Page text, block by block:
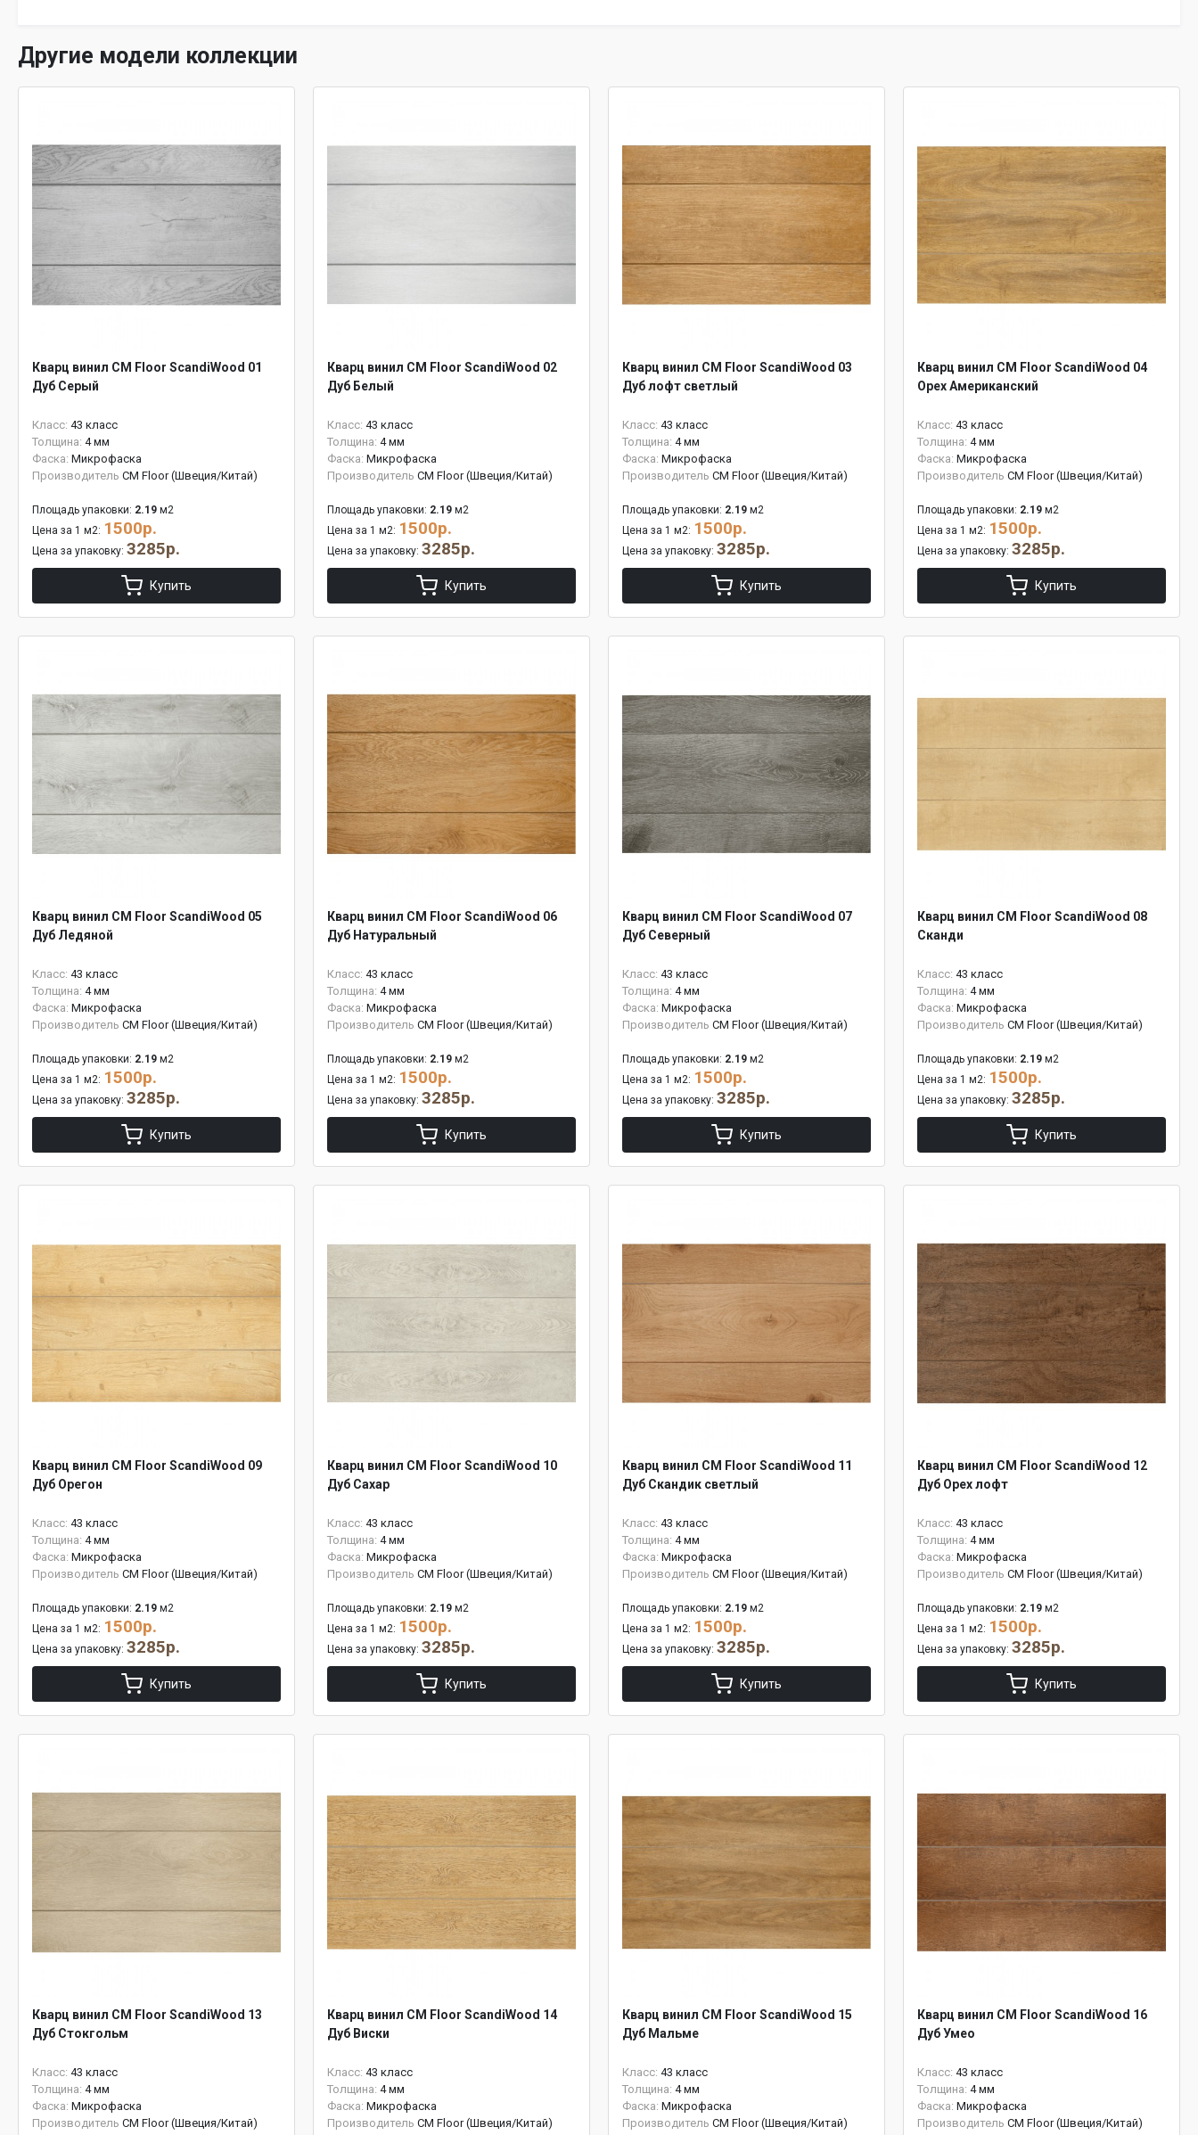
Другие модели коллекции
Кварц винил CM Floor ScandiWood 01
Дуб Серый
Класс: 43 класс
Толщина: 4 мм
Фаска: Микрофаска
Производитель CM Floor (Швеция/Китай)
Площадь упаковки: 2.19 м2
Цена за 1 м2: 1500р.
Цена за упаковку: 3285р.
Купить
Кварц винил CM Floor ScandiWood 02
Дуб Белый
Класс: 43 класс
Толщина: 4 мм
Фаска: Микрофаска
Производитель CM Floor (Швеция/Китай)
Площадь упаковки: 2.19 м2
Цена за 1 м2: 1500р.
Цена за упаковку: 3285р.
Купить
Кварц винил CM Floor ScandiWood 03
Дуб лофт светлый
Класс: 43 класс
Толщина: 4 мм
Фаска: Микрофаска
Производитель CM Floor (Швеция/Китай)
Площадь упаковки: 2.19 м2
Цена за 1 м2: 1500р.
Цена за упаковку: 3285р.
Купить
Кварц винил CM Floor ScandiWood 04
Орех Американский
Класс: 43 класс
Толщина: 4 мм
Фаска: Микрофаска
Производитель CM Floor (Швеция/Китай)
Площадь упаковки: 2.19 м2
Цена за 1 м2: 1500р.
Цена за упаковку: 3285р.
Купить
Кварц винил CM Floor ScandiWood 05
Дуб Ледяной
Класс: 43 класс
Толщина: 4 мм
Фаска: Микрофаска
Производитель CM Floor (Швеция/Китай)
Площадь упаковки: 2.19 м2
Цена за 1 м2: 1500р.
Цена за упаковку: 3285р.
Купить
Кварц винил CM Floor ScandiWood 06
Дуб Натуральный
Класс: 43 класс
Толщина: 4 мм
Фаска: Микрофаска
Производитель CM Floor (Швеция/Китай)
Площадь упаковки: 2.19 м2
Цена за 1 м2: 1500р.
Цена за упаковку: 3285р.
Купить
Кварц винил CM Floor ScandiWood 07
Дуб Северный
Класс: 43 класс
Толщина: 4 мм
Фаска: Микрофаска
Производитель CM Floor (Швеция/Китай)
Площадь упаковки: 2.19 м2
Цена за 1 м2: 1500р.
Цена за упаковку: 3285р.
Купить
Кварц винил CM Floor ScandiWood 08
Сканди
Класс: 43 класс
Толщина: 4 мм
Фаска: Микрофаска
Производитель CM Floor (Швеция/Китай)
Площадь упаковки: 2.19 м2
Цена за 1 м2: 1500р.
Цена за упаковку: 3285р.
Купить
Кварц винил CM Floor ScandiWood 09
Дуб Орегон
Класс: 43 класс
Толщина: 4 мм
Фаска: Микрофаска
Производитель CM Floor (Швеция/Китай)
Площадь упаковки: 2.19 м2
Цена за 1 м2: 1500р.
Цена за упаковку: 3285р.
Купить
Кварц винил CM Floor ScandiWood 10
Дуб Сахар
Класс: 43 класс
Толщина: 4 мм
Фаска: Микрофаска
Производитель CM Floor (Швеция/Китай)
Площадь упаковки: 2.19 м2
Цена за 1 м2: 1500р.
Цена за упаковку: 3285р.
Купить
Кварц винил CM Floor ScandiWood 11
Дуб Скандик светлый
Класс: 43 класс
Толщина: 4 мм
Фаска: Микрофаска
Производитель CM Floor (Швеция/Китай)
Площадь упаковки: 2.19 м2
Цена за 1 м2: 1500р.
Цена за упаковку: 3285р.
Купить
Кварц винил CM Floor ScandiWood 12
Дуб Орех лофт
Класс: 43 класс
Толщина: 4 мм
Фаска: Микрофаска
Производитель CM Floor (Швеция/Китай)
Площадь упаковки: 2.19 м2
Цена за 1 м2: 1500р.
Цена за упаковку: 3285р.
Купить
Кварц винил CM Floor ScandiWood 13
Дуб Стокгольм
Класс: 43 класс
Толщина: 4 мм
Фаска: Микрофаска
Производитель CM Floor (Швеция/Китай)
Кварц винил CM Floor ScandiWood 14
Дуб Виски
Класс: 43 класс
Толщина: 4 мм
Фаска: Микрофаска
Производитель CM Floor (Швеция/Китай)
Кварц винил CM Floor ScandiWood 15
Дуб Мальме
Класс: 43 класс
Толщина: 4 мм
Фаска: Микрофаска
Производитель CM Floor (Швеция/Китай)
Кварц винил CM Floor ScandiWood 16
Дуб Умео
Класс: 43 класс
Толщина: 4 мм
Фаска: Микрофаска
Производитель CM Floor (Швеция/Китай)